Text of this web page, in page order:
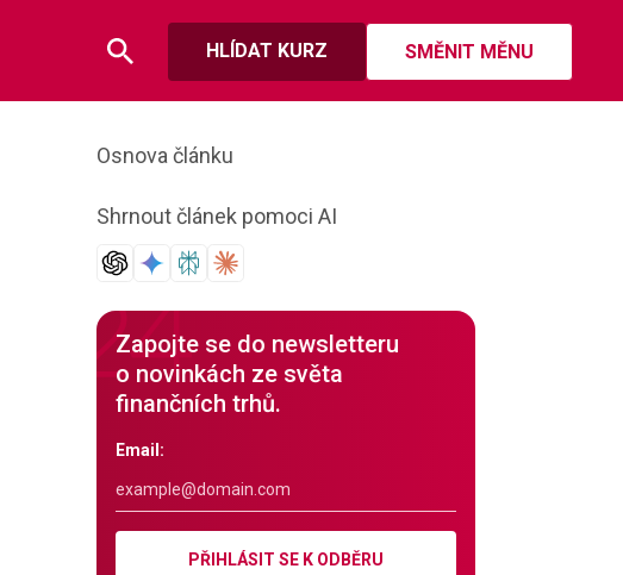
HLÍDAT KURZ SMĚNIT MĚNU
Osnova článku
Shrnout článek pomoci AI
Zapojte se do newsletteru
o novinkách ze světa
finančních trhů.
Email:
PŘIHLÁSIT SE K ODBĚRU